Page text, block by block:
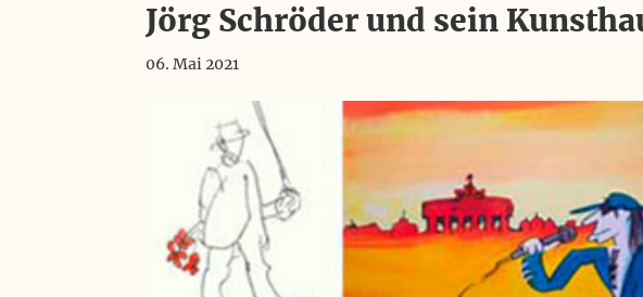
Jörg Schröder und sein
06. Mai 2021